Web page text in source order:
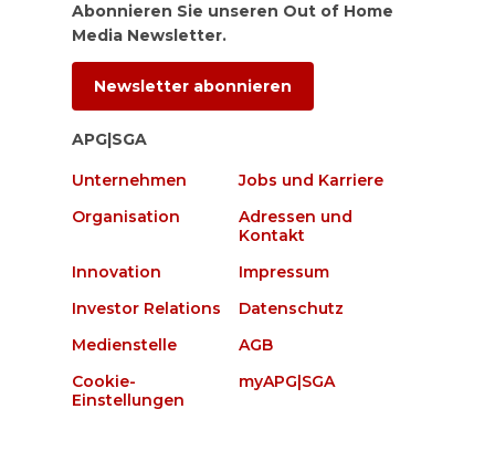
Abonnieren Sie unseren Out of Home
Media Newsletter.
Newsletter abonnieren
APG|SGA
Unternehmen
Jobs und Karriere
Organisation
Adressen und
Kontakt
Innovation
Impressum
Investor Relations
Datenschutz
Medienstelle
AGB
Cookie-
Einstellungen
myAPG|SGA